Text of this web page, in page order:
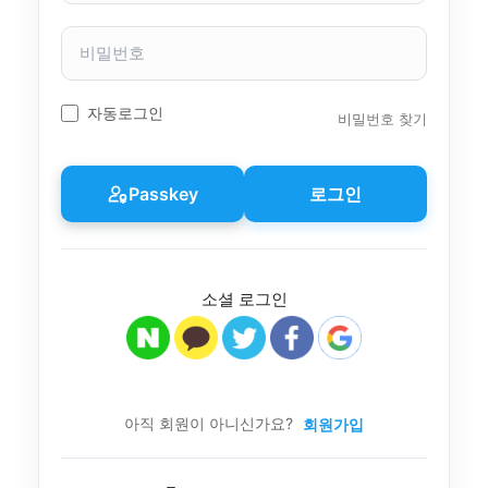
이
비
번
호
자동로그인 비밀번호 찾기
Passkey 로그인
소셜 로그인
아직 회원이 아니신가요? 회원가입